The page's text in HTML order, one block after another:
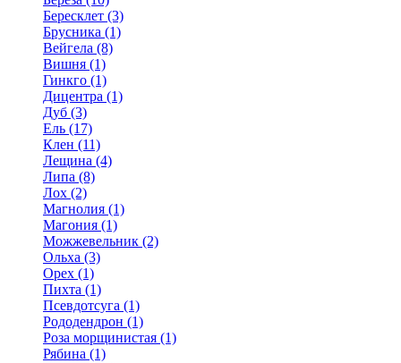
Бересклет (3)
Брусника (1)
Вейгела (8)
Вишня (1)
Гинкго (1)
Дицентра (1)
Дуб (3)
Ель (17)
Клен (11)
Лещина (4)
Липа (8)
Лох (2)
Магнолия (1)
Магония (1)
Можжевельник (2)
Ольха (3)
Орех (1)
Пихта (1)
Псевдотсуга (1)
Рододендрон (1)
Роза морщинистая (1)
Рябина (1)